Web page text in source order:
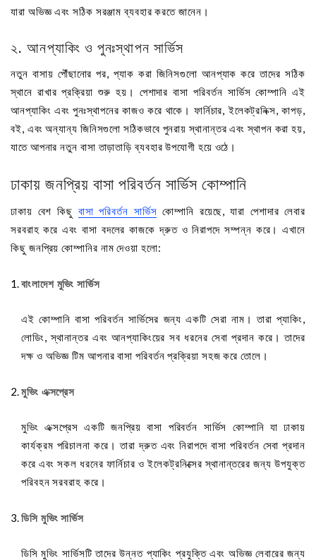
যারা অভিজ্ঞ এবং সঠিক সরঞ্জাম ব্যবহার করতে জানেন।
২. আনপ্যাকিং ও পুনঃস্থাপন সার্ভিস
নতুন বাসায় পৌঁছানোর পর, প্যাক করা জিনিসগুলো আনপ্যাক করে তাদের সঠিক
স্থানে রাখার প্রক্রিয়া শুরু হয়। পেশাদার বাসা পরিবর্তন সার্ভিস কোম্পানি এই
আনপ্যাকিং এবং পুনঃস্থাপনের কাজও করে থাকে। ফার্নিচার, ইলেকট্রনিক্স, কাপড়,
বই, এবং অন্যান্য জিনিসগুলো সঠিকভাবে পুনরায় স্থানান্তর এবং স্থাপন করা হয়,
যাতে আপনার নতুন বাসা তাড়াতাড়ি ব্যবহার উপযোগী হয়ে ওঠে।
ঢাকায় জনপ্রিয় বাসা পরিবর্তন সার্ভিস কোম্পানি
ঢাকায় বেশ কিছু বাসা পরিবর্তন সার্ভিস কোম্পানি রয়েছে, যারা পেশাদার লেবার
সরবরাহ করে এবং বাসা বদলের কাজকে দ্রুত ও নিরাপদে সম্পন্ন করে। এখানে
কিছু জনপ্রিয় কোম্পানির নাম দেওয়া হলো:
বাংলাদেশ মুভিং সার্ভিস
এই কোম্পানি বাসা পরিবর্তন সার্ভিসের জন্য একটি সেরা নাম। তারা প্যাকিং,
লোডিং, স্থানান্তর এবং আনপ্যাকিংয়ের সব ধরনের সেবা প্রদান করে। তাদের
দক্ষ ও অভিজ্ঞ টিম আপনার বাসা পরিবর্তন প্রক্রিয়া সহজ করে তোলে।
মুভিং এক্সপ্রেস
মুভিং এক্সপ্রেস একটি জনপ্রিয় বাসা পরিবর্তন সার্ভিস কোম্পানি যা ঢাকায়
কার্যক্রম পরিচালনা করে। তারা দ্রুত এবং নিরাপদে বাসা পরিবর্তন সেবা প্রদান
করে এবং সকল ধরনের ফার্নিচার ও ইলেকট্রনিক্সের স্থানান্তরের জন্য উপযুক্ত
পরিবহন সরবরাহ করে।
ডিসি মুভিং সার্ভিস
ডিসি মুভিং সার্ভিসটি তাদের উন্নত প্যাকিং প্রযুক্তি এবং অভিজ্ঞ লেবারের জন্য